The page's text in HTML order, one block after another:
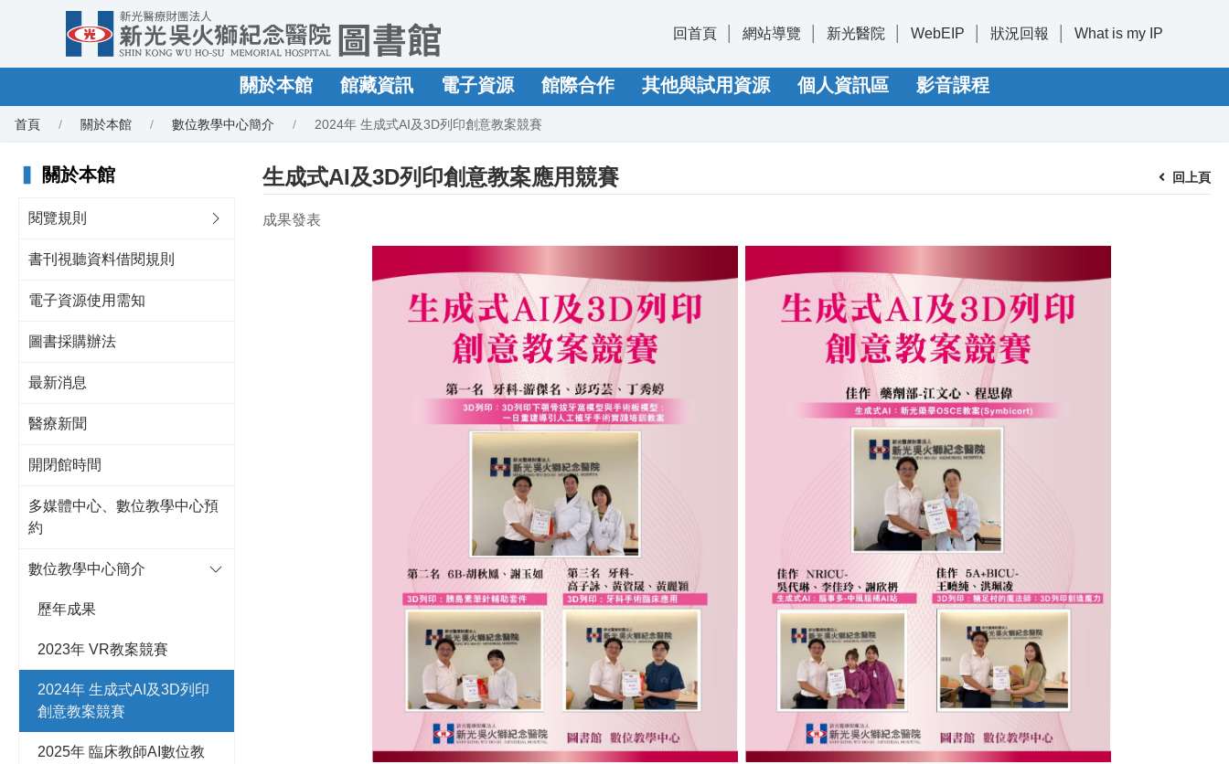
回首頁 網站導覽 新光醫院 WebEIP 狀況回報 What is my IP
關於本館 館藏資訊 電子資源 館際合作 其他與試用資源 個人資訊區 影音課程
首頁 關於本館 數位教學中心簡介 2024年 生成式AI及3D列印創意教案競賽
關於本館
閱覽規則
書刊視聽資料借閱規則
電子資源使用需知
圖書採購辦法
最新消息
醫療新聞
開閉館時間
多媒體中心、數位教學中心預
約
數位教學中心簡介
歷年成果
2023年 VR教案競賽
2024年 生成式AI及3D列印
創意教案競賽
2025年 臨床教師AI數位教
生成式AI及3D列印創意教案應用競賽 回上頁
成果發表